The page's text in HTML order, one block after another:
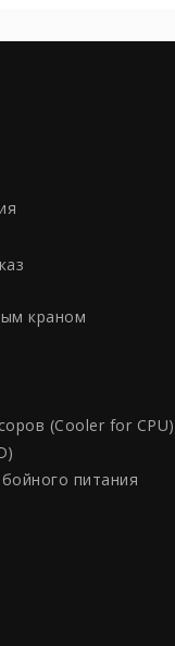
краном
(Cooler for CPU)
питания